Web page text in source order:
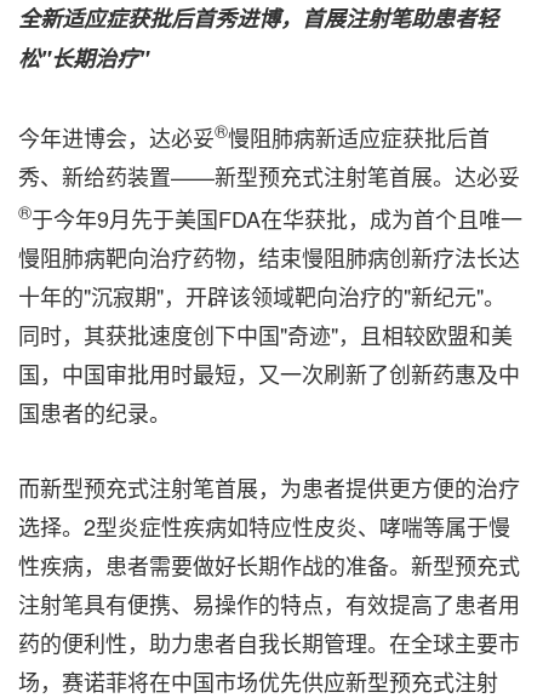
全新适应症获批后首秀进博，首展注射笔助患者轻
松"长期治疗"
今年进博会，达必妥®慢阻肺病新适应症获批后首
秀、新给药装置——新型预充式注射笔首展。 达必妥
®于今年9月先于美国FDA在华获批，成为首个且唯一
慢阻肺病靶向治疗药物，结束慢阻肺病创新疗法长达
十年的"沉寂期"，开辟该领域靶向治疗的"新纪元"。
同时，其获批速度创下中国"奇迹"，且相较欧盟和美
国，中国审批用时最短，又一次刷新了创新药惠及中
国患者的纪录。
而新型预充式注射笔首展，为患者提供更方便的治疗
选择。2型炎症性疾病如特应性皮炎、哮喘等属于慢
性疾病，患者需要做好长期作战的准备。新型预充式
注射笔具有便携、易操作的特点，有效提高了患者用
药的便利性，助力患者自我长期管理。 在全球主要市
场，赛诺菲将在中国市场优先供应新型预充式注射